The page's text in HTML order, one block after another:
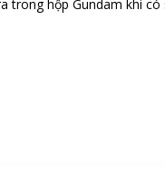
trong hộp Gundam khi có